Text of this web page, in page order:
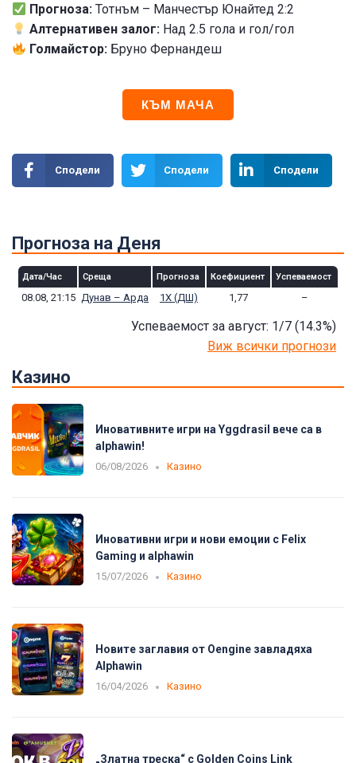
Прогноза: Тотнъм – Манчестър Юнайтед 2:2
Алтернативен залог: Над 2.5 гола и гол/гол
Голмайстор: Бруно Фернандеш
КЪМ МАЧА
Сподели Сподели Сподели
Прогноза на Деня
Дата/Час Среща Прогноза Коефициент Успеваемост
08.08, 21:15 Дунав – Арда 1Х (ДШ) 1,77 –
Успеваемост за август: 1/7 (14.3%)
Виж всички прогнози
Казино
Иновативните игри на Yggdrasil вече са в
alphawin!
06/08/2026 Казино
Иновативни игри и нови емоции с Felix
Gaming и alphawin
15/07/2026 Казино
Новите заглавия от Oengine завладяха
Alphawin
16/04/2026 Казино
„Златна треска“ с Golden Coins Link